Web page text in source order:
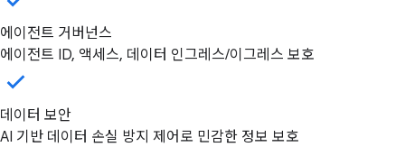
에이전트 거버넌스
에이전트 ID, 액세스, 데이터 인그레스/이그레스 보호
데이터 보안
AI 기반 데이터 손실 방지 제어로 민감한 정보 보호